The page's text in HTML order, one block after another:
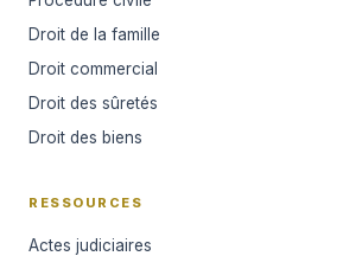
Droit de la famille
Droit commercial
Droit des sûretés
Droit des biens
RESSOURCES
Actes judiciaires